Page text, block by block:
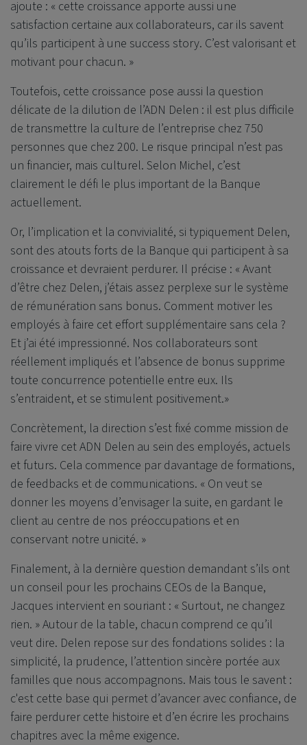
ajoute : « cette croissance apporte aussi une
satisfaction certaine aux collaborateurs, car ils savent
qu’ils participent à une success story. C’est valorisant et
motivant pour chacun. »
Toutefois, cette croissance pose aussi la question
délicate de la dilution de l’ADN Delen : il est plus difficile
de transmettre la culture de l’entreprise chez 750
personnes que chez 200. Le risque principal n’est pas
un financier, mais culturel. Selon Michel, c’est
clairement le défi le plus important de la Banque
actuellement.
Or, l’implication et la convivialité, si typiquement Delen,
sont des atouts forts de la Banque qui participent à sa
croissance et devraient perdurer. Il précise : « Avant
d’être chez Delen, j’étais assez perplexe sur le système
de rémunération sans bonus. Comment motiver les
employés à faire cet effort supplémentaire sans cela ?
Et j’ai été impressionné. Nos collaborateurs sont
réellement impliqués et l’absence de bonus supprime
toute concurrence potentielle entre eux. Ils
s’entraident, et se stimulent positivement.»
Concrètement, la direction s’est fixé comme mission de
faire vivre cet ADN Delen au sein des employés, actuels
et futurs. Cela commence par davantage de formations,
de feedbacks et de communications. « On veut se
donner les moyens d’envisager la suite, en gardant le
client au centre de nos préoccupations et en
conservant notre unicité. »
Finalement, à la dernière question demandant s’ils ont
un conseil pour les prochains CEOs de la Banque,
Jacques intervient en souriant : « Surtout, ne changez
rien. »Autour de la table, chacun comprend ce qu’il
veut dire. Delen repose sur des fondations solides : la
simplicité, la prudence, l’attention sincère portée aux
familles que nous accompagnons. Mais tous le savent :
c'est cette base qui permet d’avancer avec confiance, de
faire perdurer cette histoire et d’en écrire les prochains
chapitres avec la même exigence.